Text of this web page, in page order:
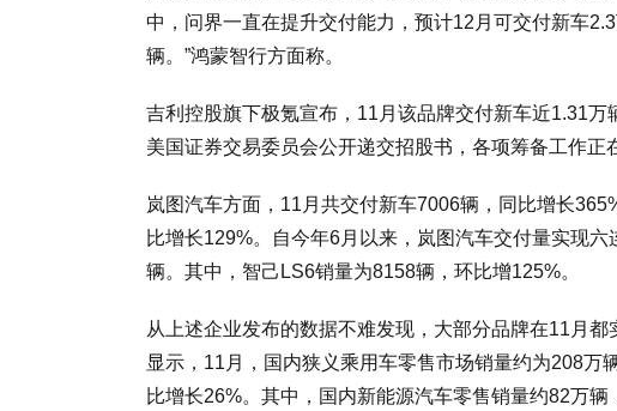
中，问界一直在提升交付能力，预计12月可交付新车
辆。”鸿蒙智行方面称。
吉利控股旗下极氪宣布，11月该品牌交付新车近1.31
美国证券交易委员会公开递交招股书，各项筹备工作正
岚图汽车方面，11月共交付新车7006辆，同比增长
比增长129%。自今年6月以来，岚图汽车交付量实现
辆。其中，智己LS6销量为8158辆，环比增125%。
从上述企业发布的数据不难发现，大部分品牌在11月
显示，11月，国内狭义乘用车零售市场销量约为208万
比增长26%。其中，国内新能源汽车零售销量约82万